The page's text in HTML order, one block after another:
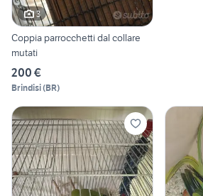
3
Coppia parrocchetti dal collare
mutati
200 €
Brindisi(BR)